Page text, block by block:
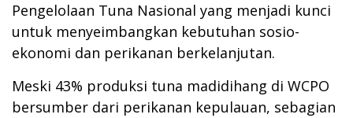
Pengelolaan Tuna Nasional yang menjadi kunci
untuk menyeimbangkan kebutuhan sosio-
ekonomi dan perikanan berkelanjutan.
Meski 43% produksi tuna madidihang di WCPO
bersumber dari perikanan kepulauan, sebagian